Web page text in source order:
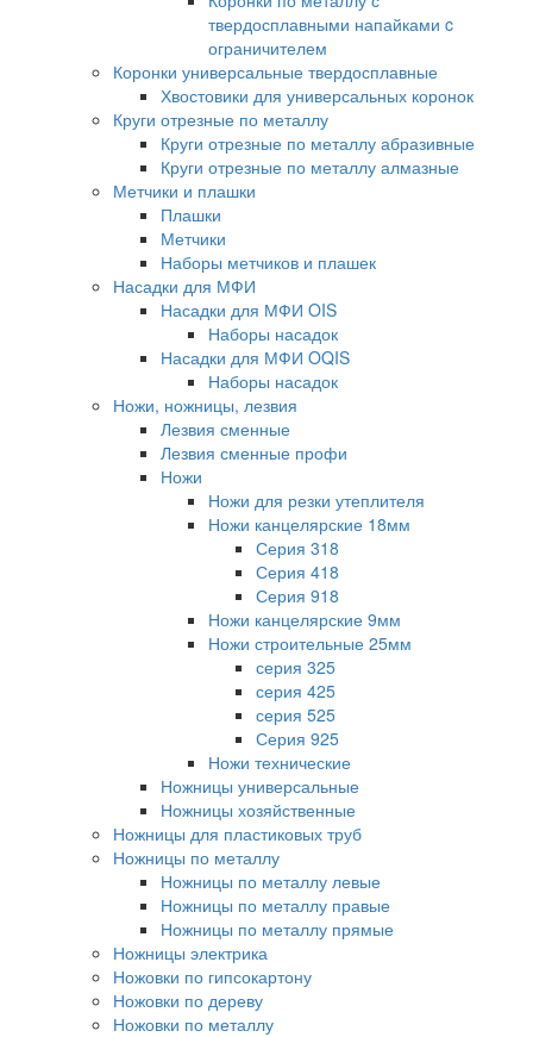
твердосплавными напайками c
ограничителем
Коронки универсальные твердосплавные
Хвостовики для универсальных коронок
Круги отрезные по металлу
Круги отрезные по металлу абразивные
Круги отрезные по металлу алмазные
Метчики и плашки
Плашки
Метчики
Наборы метчиков и плашек
Насадки для МФИ
Насадки для МФИ OIS
Наборы насадок
Насадки для МФИ OQIS
Наборы насадок
Ножи, ножницы, лезвия
Лезвия сменные
Лезвия сменные профи
Ножи
Ножи для резки утеплителя
Ножи канцелярские 18мм
Серия 318
Серия 418
Серия 918
Ножи канцелярские 9мм
Ножи строительные 25мм
серия 325
серия 425
серия 525
Серия 925
Ножи технические
Ножницы универсальные
Ножницы хозяйственные
Ножницы для пластиковых труб
Ножницы по металлу
Ножницы по металлу левые
Ножницы по металлу правые
Ножницы по металлу прямые
Ножницы электрика
Ножовки по гипсокартону
Ножовки по дереву
Ножовки по металлу